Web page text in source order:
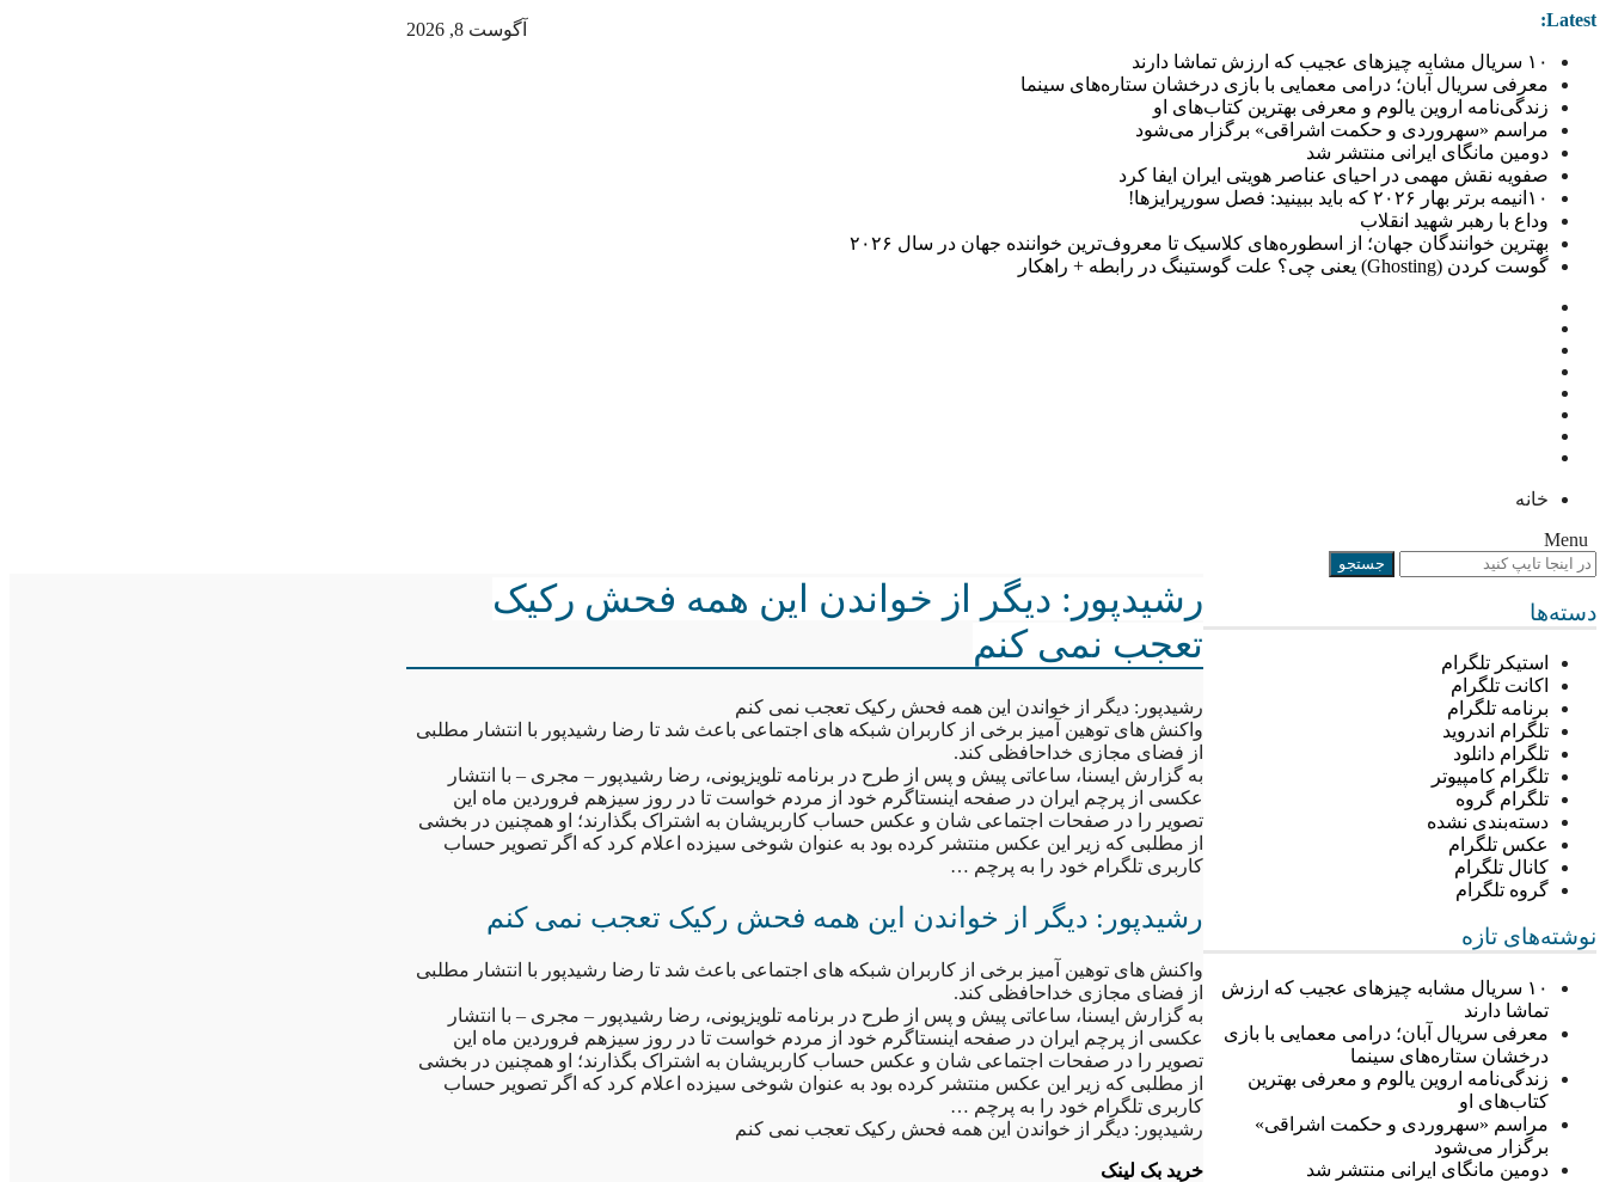
آگوست 8, 2026 Latest:
۱۰ سریال مشابه چیزهای عجیب که ارزش تماشا دارند
معرفی سریال آبان؛ درامی معمایی با بازی درخشان ستاره‌های سینما
زندگی‌نامه اروین یالوم و معرفی بهترین کتاب‌های او
مراسم «سهروردی و حکمت اشراقی» برگزار می‌شود
دومین مانگای ایرانی منتشر شد
صفویه نقش مهمی در احیای عناصر هویتی ایران ایفا کرد
۱۰انیمه برتر بهار ۲۰۲۶ که باید ببینید: فصل سورپرایزها!
وداع با رهبر شهید انقلاب
بهترین خوانندگان جهان؛ از اسطوره‌های کلاسیک تا معروف‌ترین خواننده جهان در سال ۲۰۲۶
گوست کردن (Ghosting) یعنی چی؟ علت گوستینگ در رابطه + راهکار
خانه
Menu
دسته‌ها
استیکر تلگرام
اکانت تلگرام
برنامه تلگرام
تلگرام اندروید
تلگرام دانلود
تلگرام کامپیوتر
تلگرام گروه
دسته‌بندی نشده
عکس تلگرام
کانال تلگرام
گروه تلگرام
نوشته‌های تازه
۱۰ سریال مشابه چیزهای عجیب که ارزش
تماشا دارند
معرفی سریال آبان؛ درامی معمایی با بازی
درخشان ستاره‌های سینما
زندگی‌نامه اروین یالوم و معرفی بهترین
کتاب‌های او
مراسم «سهروردی و حکمت اشراقی»
برگزار می‌شود
دومین مانگای ایرانی منتشر شد
رشیدپور: دیگر از خواندن این همه فحش رکیک
تعجب نمی کنم
رشیدپور: دیگر از خواندن این همه فحش رکیک تعجب نمی کنم
واکنش های توهین آمیز برخی از کاربران شبکه های اجتماعی باعث شد تا رضا رشیدپور با انتشار مطلبی
از فضای مجازی خداحافظی کند.
به گزارش ایسنا، ساعاتی پیش و پس از طرح در برنامه تلویزیونی، رضا رشیدپور – مجری – با انتشار
عکسی از پرچم ایران در صفحه اینستاگرم خود از مردم خواست تا در روز سیزهم فروردین ماه این
تصویر را در صفحات اجتماعی شان و عکس حساب کاربریشان به اشتراک بگذارند؛ او همچنین در بخشی
از مطلبی که زیر این عکس منتشر کرده بود به عنوان شوخی سیزده اعلام کرد که اگر تصویر حساب
کاربری تلگرام خود را به پرچم …
رشیدپور: دیگر از خواندن این همه فحش رکیک تعجب نمی کنم
واکنش های توهین آمیز برخی از کاربران شبکه های اجتماعی باعث شد تا رضا رشیدپور با انتشار مطلبی
از فضای مجازی خداحافظی کند.
به گزارش ایسنا، ساعاتی پیش و پس از طرح در برنامه تلویزیونی، رضا رشیدپور – مجری – با انتشار
عکسی از پرچم ایران در صفحه اینستاگرم خود از مردم خواست تا در روز سیزهم فروردین ماه این
تصویر را در صفحات اجتماعی شان و عکس حساب کاربریشان به اشتراک بگذارند؛ او همچنین در بخشی
از مطلبی که زیر این عکس منتشر کرده بود به عنوان شوخی سیزده اعلام کرد که اگر تصویر حساب
کاربری تلگرام خود را به پرچم …
رشیدپور: دیگر از خواندن این همه فحش رکیک تعجب نمی کنم
خرید بک لینک